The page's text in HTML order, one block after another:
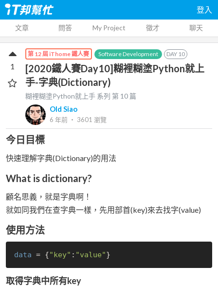
登入
文章 問答 My Project 徵才 聊天
第 12 屆 iThome 鐵人賽 Software Development DAY 10
[2020鐵人賽Day10]糊裡糊塗Python就上
手-字典(Dictionary)
糊裡糊塗Python就上手 系列 第 10 篇
Old Siao
6 年前 ‧ 3601 瀏覽
1
今日目標
快速理解字典(Dictionary)的用法
What is dictionary?
顧名思義，就是字典啊！
就如同我們在查字典一樣，先用部首(key)來去找字(value)
使用方法
data = {"key" : "value"
取得字典中所有key